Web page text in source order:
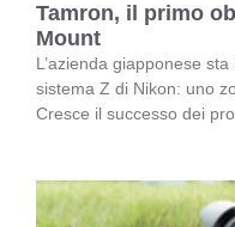
Tamron, il primo
Mount
L’azienda giapponese
sistema Z di Nikon: uno
Cresce il successo dei